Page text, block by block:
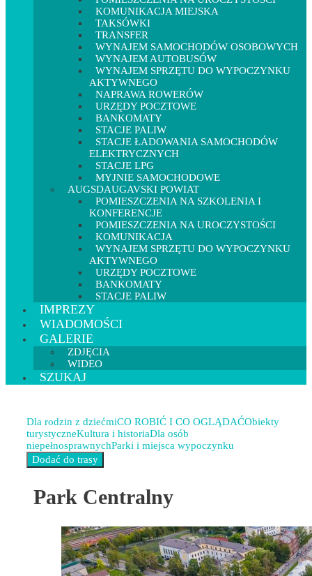
KOMUNIKACJA MIEJSKA
TAKSÓWKI
TRANSFER
WYNAJEM SAMOCHODÓW OSOBOWYCH
WYNAJEM AUTOBUSÓW
WYNAJEM SPRZĘTU DO WYPOCZYNKU
AKTYWNEGO
NAPRAWA ROWERÓW
URZĘDY POCZTOWE
BANKOMATY
STACJE PALIW
STACJE ŁADOWANIA SAMOCHODÓW
ELEKTRYCZNYCH
STACJE LPG
MYJNIE SAMOCHODOWE
AUGSDAUGAVSKI POWIAT
POMIESZCZENIA NA SZKOLENIA I
KONFERENCJE
POMIESZCZENIA NA UROCZYSTOŚCI
KOMUNIKACJA
WYNAJEM SPRZĘTU DO WYPOCZYNKU
AKTYWNEGO
URZĘDY POCZTOWE
BANKOMATY
STACJE PALIW
IMPREZY
WIADOMOŚCI
GALERIE
ZDJĘCIA
WIDEO
SZUKAJ
Dla rodzin z dziećmiCO ROBIĆ I CO OGLĄDAĆObiekty
turystyczneKultura i historiaDla osób
niepełnosprawnychParki i miejsca wypoczynku
Park Centralny